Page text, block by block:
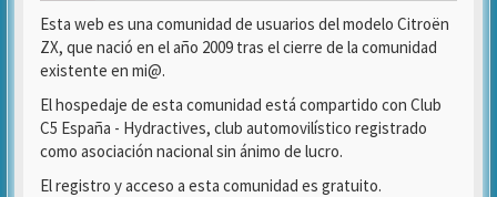
Esta web es una comunidad de usuarios del modelo Citroën
ZX, que nació en el año 2009 tras el cierre de la comunidad
existente en mi@.
El hospedaje de esta comunidad está compartido con Club
C5 España - Hydractives, club automovilístico registrado
como asociación nacional sin ánimo de lucro.
El registro y acceso a esta comunidad es gratuito.